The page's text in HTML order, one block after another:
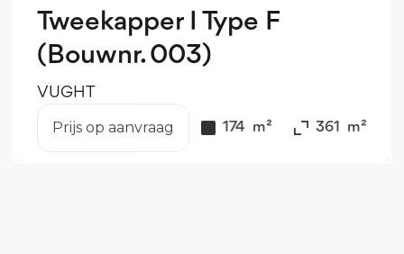
Tweekapper I Type F
(Bouwnr. 003)
VUGHT
1 V.O.N.
Prijs op aanvraag 174 m² 361 m²